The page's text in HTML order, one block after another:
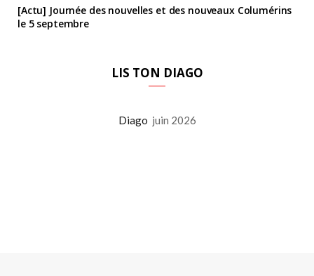
[Actu] Journée des nouvelles et des nouveaux Columérins
le 5 septembre
LIS TON DIAGO
Diago juin 2026